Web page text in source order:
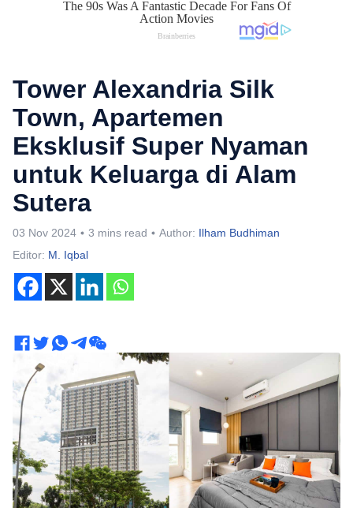
Tower Alexandria Silk
Town, Apartemen
Eksklusif Super Nyaman
untuk Keluarga di Alam
Sutera
03 Nov 2024 3 mins read Author: Ilham Budhiman
Editor: M. Iqbal